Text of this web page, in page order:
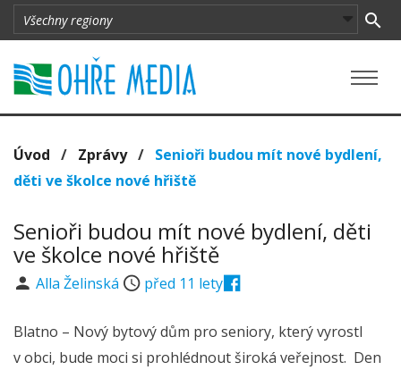
Úvod / Zprávy/ Senioři budou mít nové bydlení,
děti ve školce nové hřiště
Senioři budou mít nové bydlení, děti
ve školce nové hřiště
Alla Želinská před 11 lety
Blatno – Nový bytový dům pro seniory, který vyrostl
v obci, bude moci si prohlédnout široká veřejnost. Den